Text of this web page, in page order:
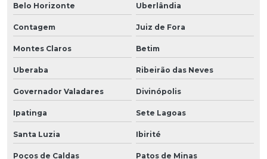
Belo Horizonte
Uberlândia
Contagem Juiz de Fora
Montes Claros Betim
Uberaba Ribeirão das Neves
Governador Valadares Divinópolis
Ipatinga Sete Lagoas
Santa Luzia Ibirité
Poços de Caldas Patos de Minas